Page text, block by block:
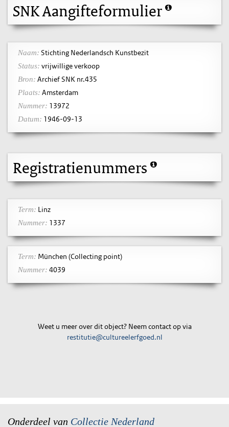
SNK Aangifteformulier
Naam: Stichting Nederlandsch Kunstbezit
Status: vrijwillige verkoop
Bron: Archief SNK nr.435
Plaats: Amsterdam
Nummer: 13972
Datum: 1946-09-13
Registratienummers
Term: Linz
Nummer: 1337
Term: München (Collecting point)
Nummer: 4039
Weet u meer over dit object? Neem contact op via
restitutie@cultureelerfgoed.nl
Onderdeel van Collectie Nederland